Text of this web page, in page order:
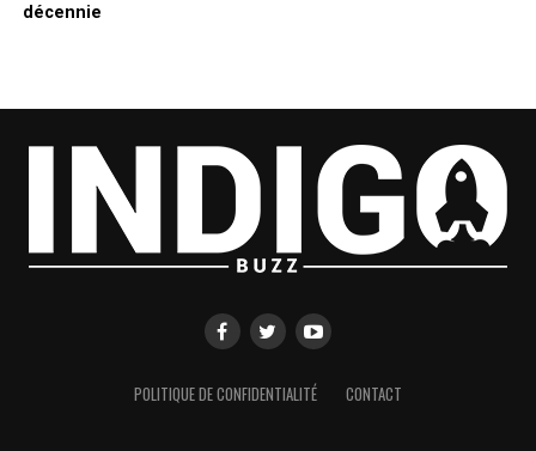
décennie
POLITIQUE DE CONFIDENTIALITÉ CONTACT